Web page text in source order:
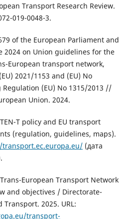
Transport Research Review.
019-0048-3.
of the European Parliament and
2024 on Union guidelines for the
European transport network,
2021/1153 and (EU) No
(EU) No 1315/2013 //
Union. 2024.
T policy and EU transport
(regulation, guidelines, maps).
(дата
European Transport Network
and objectives / Directorate-
2025. URL:
transport-